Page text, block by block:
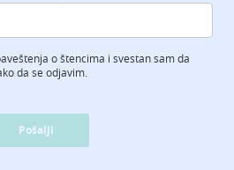
o štencima i svestan sam da
da se odjavim.
Pošalji